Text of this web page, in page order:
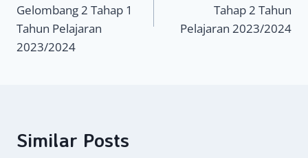
Gelombang 2 Tahap 1
Tahun Pelajaran
2023/2024
Tahap 2 Tahun
Pelajaran 2023/2024
Similar Posts